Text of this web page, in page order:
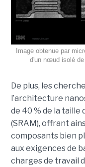
Image obtenue par
d'un nœud isolé de
De plus, les
l’architecture
de 40 % de la taille
(SRAM), offrant
composants bien
aux exigences de
charges de travail